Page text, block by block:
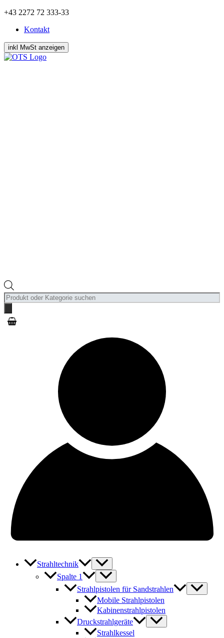
Zum
springen
+43 2272 72 333-33
Kontakt
Products
search
Strahltechnik
Spalte 1
Strahlpistolen für Sandstrahlen
Mobile Strahlpistolen
Kabinenstrahlpistolen
Druckstrahlgeräte
Strahlkessel